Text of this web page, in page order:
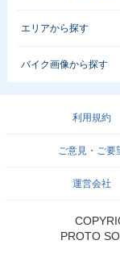
エリアから探す
バイク画像から探す
利用規約
ご意見・ご要
運営会社
PROTO